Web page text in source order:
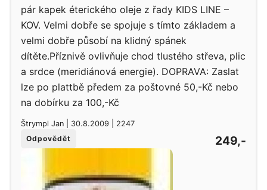
pár kapek éterického oleje z řady KIDS LINE –
KOV. Velmi dobře se spojuje s tímto základem a
velmi dobře působí na klidný spánek
dítěte.Příznivě ovlivňuje chod tlustého střeva, plic
a srdce (meridiánová energie). DOPRAVA: Zaslat
lze po plattbě předem za poštovné 50,-Kč nebo
na dobírku za 100,-Kč
Štrympl Jan | 30.8.2009 | 2247
Odpovědět
249,-